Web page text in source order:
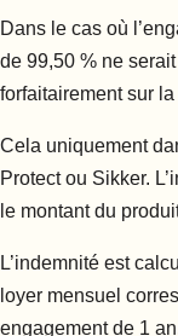
Dans le cas où
de 99,50 % ne
forfaitairement sur
Cela uniquement
Protect ou Sikker.
le montant du
L’indemnité est
loyer mensuel
engagement de 1